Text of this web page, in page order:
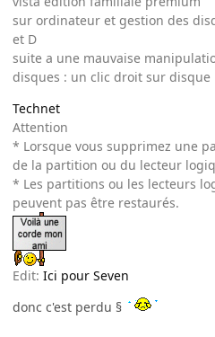
sur ordinateur et gestion des
et D
suite a une mauvaise
disques : un clic droit sur disque
Technet
Attention
* Lorsque vous supprimez une
de la partition ou du lecteur
* Les partitions ou les lecteurs
peuvent pas être restaurés.
Edit: Ici pour Seven
donc c'est perdu §